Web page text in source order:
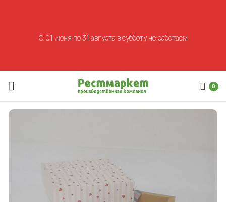
0
С 01 июня по 31 августа в субботу не работаем